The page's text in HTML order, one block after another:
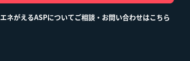
エネがえるASPについてご相談・お問い合わせはこちら